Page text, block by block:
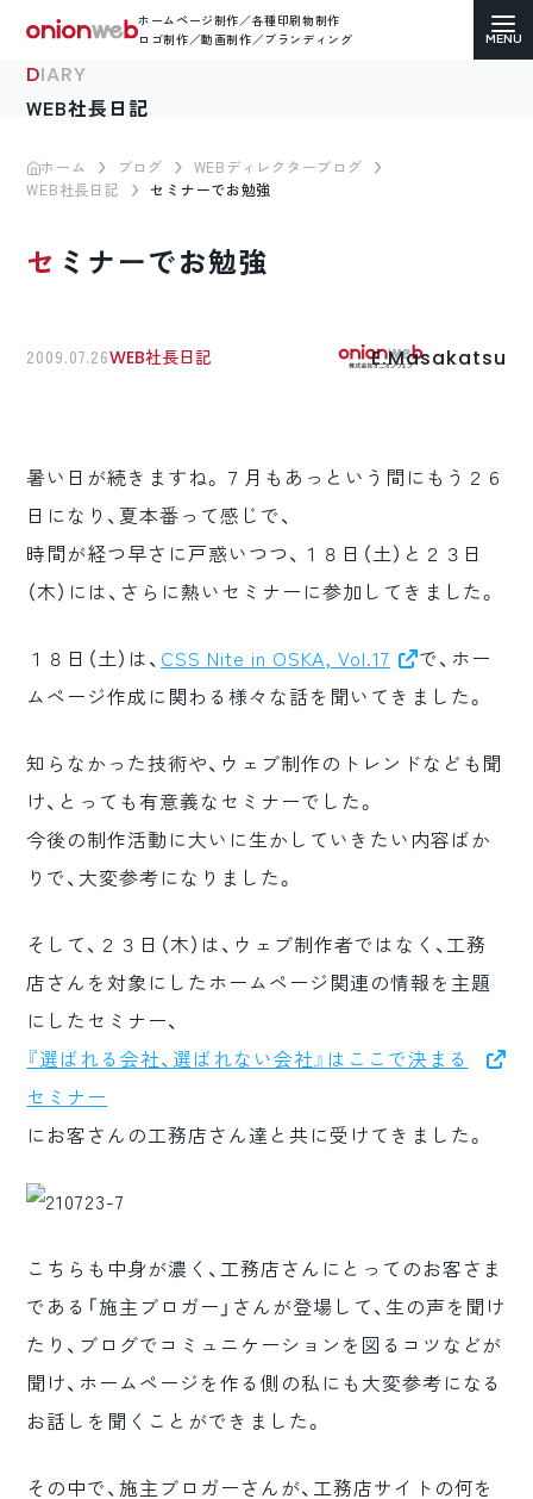
ホームページ制作／各種印刷物制作
ロゴ制作／動画制作／ブランディング
ホームページ制作
コーポレートサイト
ロゴマーク制作
DIARY
WEB社長日記
ホーム ブログ
WEBディレクターブログ
WEB社長日記
セミナーでお勉強
セミナーでお勉強
2009.07.26WEB社長日記 E.Masakatsu
暑い日が続きますね。７月もあっという間にもう２６
日になり、夏本番って感じで、
時間が経つ早さに戸惑いつつ、１８日（土）と２３日
（木）には、さらに熱いセミナーに参加してきました。
１８日（土）は、 CSS Nite in OSKA, Vol.17
で、ホー
ムページ作成に関わる様々な話を聞いてきました。
知らなかった技術や、ウェブ制作のトレンドなども聞
け、とっても有意義なセミナーでした。
今後の制作活動に大いに生かしていきたい内容ばか
りで、大変参考になりました。
そして、２３日（木）は、ウェブ制作者ではなく、工務
店さんを対象にしたホームページ関連の情報を主題
にしたセミナー、
『選ばれる会社、選ばれない会社』はここで決まる
セミナー
にお客さんの工務店さん達と共に受けてきました。
こちらも中身が濃く、工務店さんにとってのお客さま
である「施主ブロガー」さんが登場して、生の声を聞け
たり、ブログでコミュニケーションを図るコツなどが
聞け、ホームページを作る側の私にも大変参考になる
お話しを聞くことができました。
その中で、施主ブロガーさんが、工務店サイトの何を